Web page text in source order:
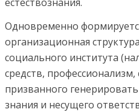
Одновременно
организационная
социального института
средств,
призванного
знания и несущего